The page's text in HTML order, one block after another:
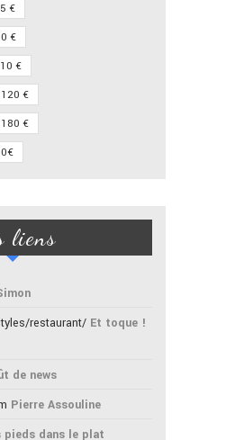
€
€
€
120 €
180 €
liens
restaurant/ Et toque !
de news
Pierre Assouline
pieds dans le plat